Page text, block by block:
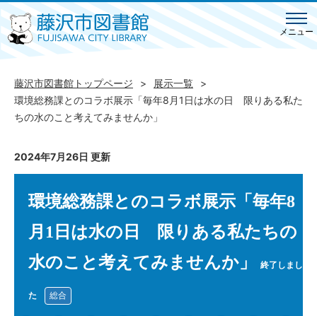
メニュー
藤沢市図書館トップページ
展示一覧
環境総務課とのコラボ展示「毎年8月1日は水の日 限りある私た
ちの水のこと考えてみませんか」
2024年7月26日 更新
環境総務課とのコラボ展示「毎年8
月1日は水の日 限りある私たちの
水のこと考えてみませんか」
終了しまし
た 総合